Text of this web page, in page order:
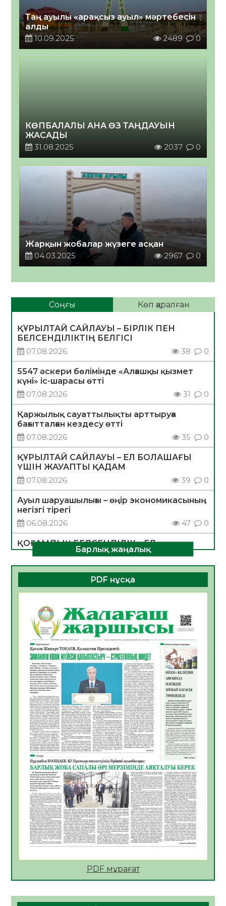
Таң ауылы «арақсыз ауыл» мәртебесін
алды
10.09.2025
2489 0
КӨПБАЛАЛЫ АНА ӨЗ ТАҢДАУЫН
ЖАСАДЫ
31.08.2025
2037 0
Жарқын жобалар жүзеге асқан
04.03.2025
2967 0
Соңғы Көп қаралған
ҚҰРЫЛТАЙ САЙЛАУЫ – БІРЛІК ПЕН
БЕЛСЕНДІЛІКТІҢ БЕЛГІСІ
07.08.2026
38 0
5547 әскери бөлімінде «Алғашқы қызмет
күні» іс-шарасы өтті
07.08.2026
31 0
Қаржылық сауаттылықты арттыруға
бағытталған кездесу өтті
07.08.2026
35 0
ҚҰРЫЛТАЙ САЙЛАУЫ – ЕЛ БОЛАШАҒЫ
ҮШІН ЖАУАПТЫ ҚАДАМ
07.08.2026
39 0
Ауыл шаруашылығы – өңір экономикасының
негізгі тірегі
06.08.2026
47 0
ҚОҒАМДЫҚ БЕЛСЕНДІЛІК – ЕЛ
ДАМУЫНЫҢ НЕГІЗІ
06.08.2026
45 0
ҚҰРЫЛТАЙ САЙЛАУЫ – БОЛАШАҚҚА
06.08.2026
Инфекциялық ауруларға қарсы иммундау
жұмыстарының тиімділігі
06.08.2026
49
Көкжөтел ауруы туралы
06.08.2026
45
АПВ вакцинасы туралы мәлімет
06.08.2026
44
Open Air: Қызылорда облысы полиция
департаменті 20 мыңнан астам
көрерменнің қауіпсіздігін қамтамасыз етті
06.08.2026
58
ҚЫЗЫЛОРДАДА «САНАЛЫ ҰРПАҚ –
ЖАРҚЫН БОЛАШАҚ» АТТЫ КЕҢЕЙТІЛГЕН
МӘЖІЛІС ӨТТІ
05.08.2026
59
Қазақстан Орталық Азиядағы көшуге ең
азаматтың міндеті
Барлық жаңалық
PDF нұсқа
PDF мұрағат